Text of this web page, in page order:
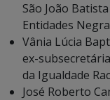
São João
Entidades
Vânia Lúcia
ex-
da Igualdade
José Roberto